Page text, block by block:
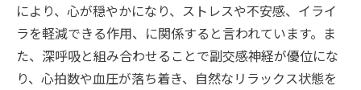
により、心が穏やかになり、ストレスや不安感、イライ
ラを軽減できる作用、に関係すると言われています。ま
た、深呼吸と組み合わせることで副交感神経が優位にな
り、心拍数や血圧が落ち着き、自然なリラックス状態を